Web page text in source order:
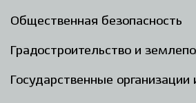
Общественная безопасность
Градостроительство и
Государственные